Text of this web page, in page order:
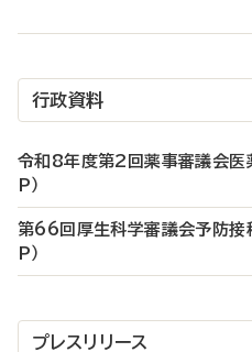
行政資料
令和8年度第2回薬事審議会医
P）
第66回厚生科学審議会予防接
P）
プレスリリース